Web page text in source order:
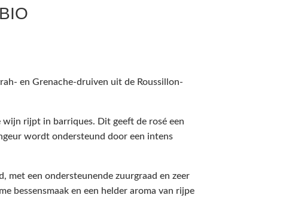
en Grenache-druiven uit de Roussillon-
wijn rijpt in barriques. Dit geeft de rosé een
wordt ondersteund door een intens
met een ondersteunende zuurgraad en zeer
bessensmaak en een helder aroma van rijpe